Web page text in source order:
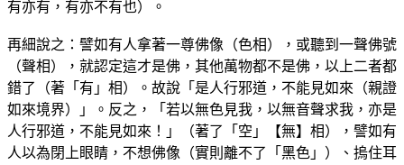
有亦有，有亦不有也）。
再細說之：譬如有人拿著一尊佛像（色相），或聽到一聲佛號
（聲相），就認定這才是佛，其他萬物都不是佛，以上二者都
錯了（著「有」相）。故說「是人行邪道，不能見如來（親證
如來境界）」。反之，「若以無色見我，以無音聲求我，亦是
人行邪道，不能見如來！」（著了「空」【無】相），譬如有
人以為閉上眼睛，不想佛像（實則離不了「黑色」）、摀住耳